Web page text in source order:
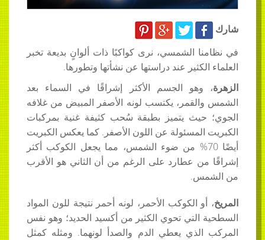
شارك
في نظامنا الشمسي، نرى كواكبًا ذات ألوانٍ بديعة تخبر
العلماء الكثير عند دراستها عن نشأتها وتطورها.
الزهرة، وهو الجسم الأكثر إشراقًا في السماء بعد
الشمس والقمر، يكتسب لونه الأصفر المبيض من غلافه
الجوي؛ حيث يتميز بطبقة سُحب كثيفة غنية بمركبات
الكبريت المسئولة عن اللون الأصفر. كما يعكس الكبريت
أيضًا 70% من ضوء الشمس، مما يجعل الكوكب أكثر
إشراقًا من عطارد على الرغم من أن الثاني هو الأقرب
من الشمس.
المريخ، أو الكوكب الأحمر، لونه أحمر نتيجة للون المواد
السطحية التي تحوي الكثير من أكسيد الحديد؛ وهو نفس
المركب الذي يعطي الدم والصدأ لونهما. ومثله كمثل